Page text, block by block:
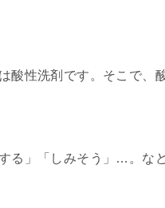
酸性洗剤です。そこで、
る」「しみそう」…。な